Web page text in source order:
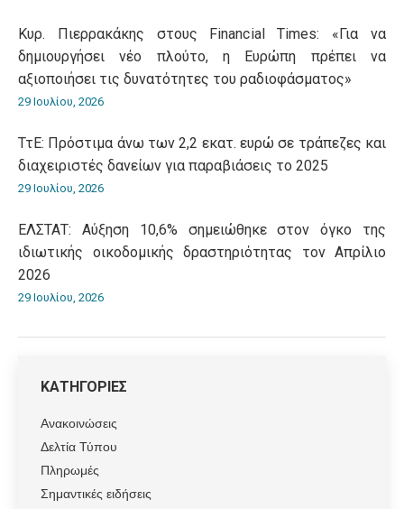
Κυρ. Πιερρακάκης στους Financial Times: «Για να
δημιουργήσει νέο πλούτο, η Ευρώπη πρέπει να
αξιοποιήσει τις δυνατότητες του ραδιοφάσματος»
29 Ιουλίου, 2026
ΤτΕ: Πρόστιμα άνω των 2,2 εκατ. ευρώ σε τράπεζες και
διαχειριστές δανείων για παραβιάσεις το 2025
29 Ιουλίου, 2026
ΕΛΣΤΑΤ: Αύξηση 10,6% σημειώθηκε στον όγκο της
ιδιωτικής οικοδομικής δραστηριότητας τον Απρίλιο
2026
29 Ιουλίου, 2026
ΚΑΤΗΓΟΡΙΕΣ
Ανακοινώσεις
Δελτία Τύπου
Πληρωμές
Σημαντικές ειδήσεις